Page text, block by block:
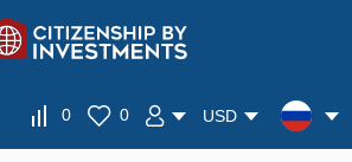
0 0 USD